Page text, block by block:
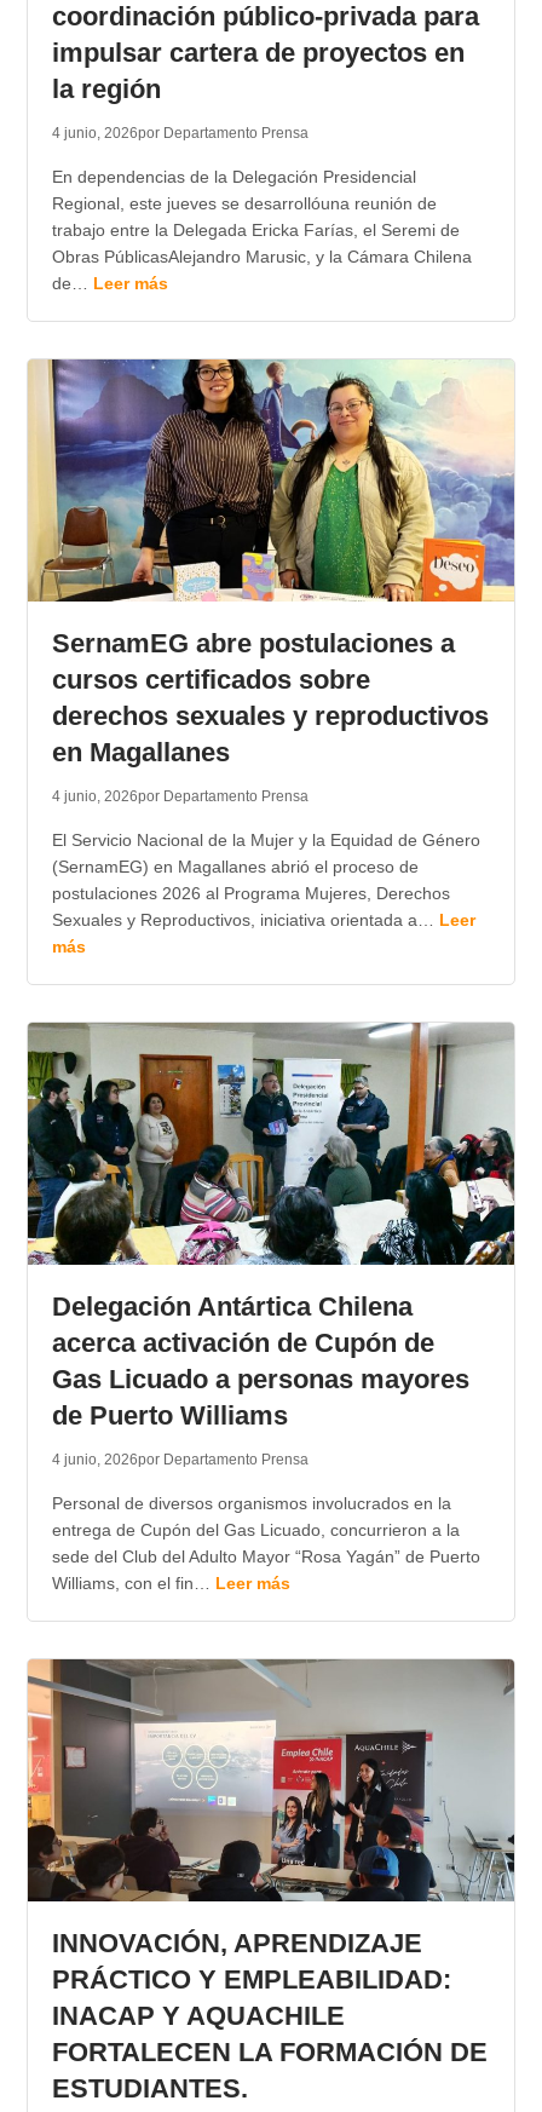
coordinación público-privada para
impulsar cartera de proyectos en
la región
4 junio, 2026por Departamento Prensa
En dependencias de la Delegación Presidencial
Regional, este jueves se desarrollóuna reunión de
trabajo entre la Delegada Ericka Farías, el Seremi de
Obras PúblicasAlejandro Marusic, y la Cámara Chilena
de… Leer más
SernamEG abre postulaciones a
cursos certificados sobre
derechos sexuales y reproductivos
en Magallanes
4 junio, 2026por Departamento Prensa
El Servicio Nacional de la Mujer y la Equidad de Género
(SernamEG) en Magallanes abrió el proceso de
postulaciones 2026 al Programa Mujeres, Derechos
Sexuales y Reproductivos, iniciativa orientada a… Leer
más
Delegación Antártica Chilena
acerca activación de Cupón de
Gas Licuado a personas mayores
de Puerto Williams
4 junio, 2026por Departamento Prensa
Personal de diversos organismos involucrados en la
entrega de Cupón del Gas Licuado, concurrieron a la
sede del Club del Adulto Mayor “Rosa Yagán” de Puerto
Williams, con el fin… Leer más
INNOVACIÓN, APRENDIZAJE
PRÁCTICO Y EMPLEABILIDAD:
INACAP Y AQUACHILE
FORTALECEN LA FORMACIÓN DE
ESTUDIANTES.